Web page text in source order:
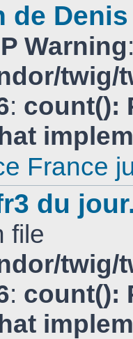
de
Warning
: count():
France
du
file
: count():